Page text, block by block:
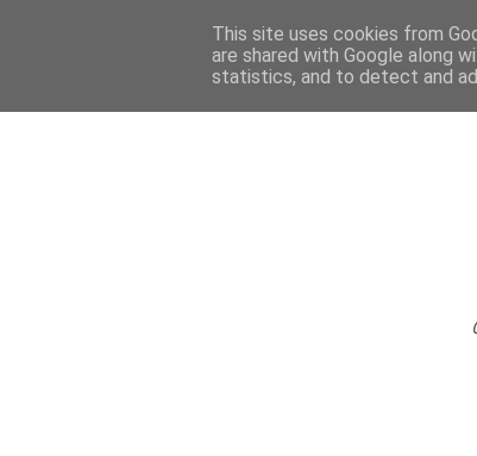
This site uses cookies from
are shared with Google along
statistics, and to detect and